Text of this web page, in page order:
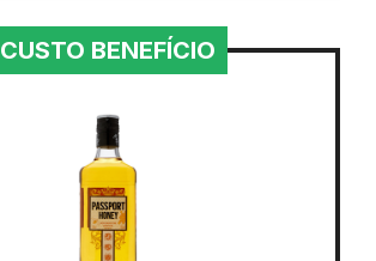
CUSTO BENEFÍCIO